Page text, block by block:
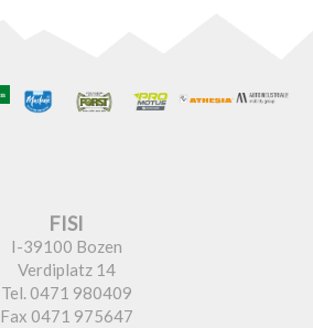
FISI
I-39100 Bozen
Verdiplatz 14
Tel. 0471 980409
Fax 0471 975647